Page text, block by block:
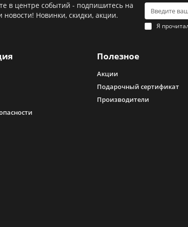
в центре событий - подпишитесь на
новости! Новинки, скидки, акции.
Я
Полезное
Акции
Подарочный сертификат
Производители